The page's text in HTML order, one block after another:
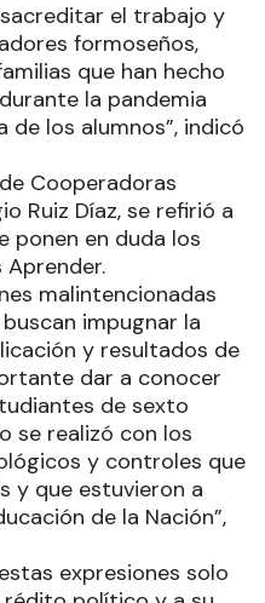
el trabajo y
formoseños,
que han hecho
la pandemia
de los alumnos”, indicó
Cooperadoras
Ruiz Díaz, se refirió a
ponen en duda los
Aprender.
malintencionadas
impugnar la
y resultados de
dar a conocer
de sexto
se realizó con los
y controles que
y que estuvieron a
de la Nación”,
expresiones solo